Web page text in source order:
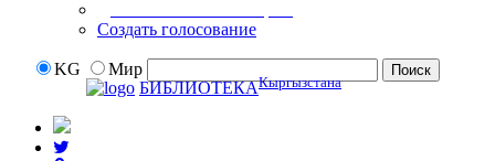
Создать голосование
KG
Мир
БИБЛИОТЕКАКыргызстана